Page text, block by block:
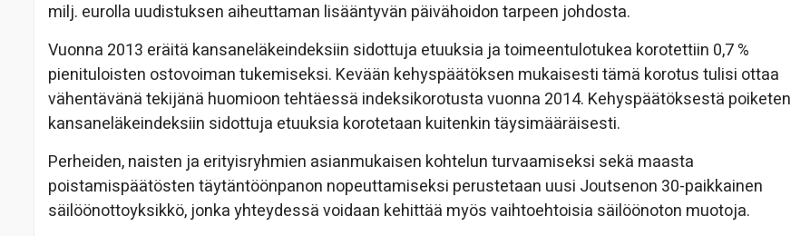
milj. eurolla uudistuksen aiheuttaman lisääntyvän päivähoidon tarpeen johdosta.
Vuonna 2013 eräitä kansaneläkeindeksiin sidottuja etuuksia ja toimeentulotukea korotettiin 0,7 %
pienituloisten ostovoiman tukemiseksi. Kevään kehyspäätöksen mukaisesti tämä korotus tulisi ottaa
vähentävänä tekijänä huomioon tehtäessä indeksikorotusta vuonna 2014. Kehyspäätöksestä poiketen
kansaneläkeindeksiin sidottuja etuuksia korotetaan kuitenkin täysimääräisesti.
Perheiden, naisten ja erityisryhmien asianmukaisen kohtelun turvaamiseksi sekä maasta
poistamispäätösten täytäntöönpanon nopeuttamiseksi perustetaan uusi Joutsenon 30-paikkainen
säilöönottoyksikkö, jonka yhteydessä voidaan kehittää myös vaihtoehtoisia säilöönoton muotoja.